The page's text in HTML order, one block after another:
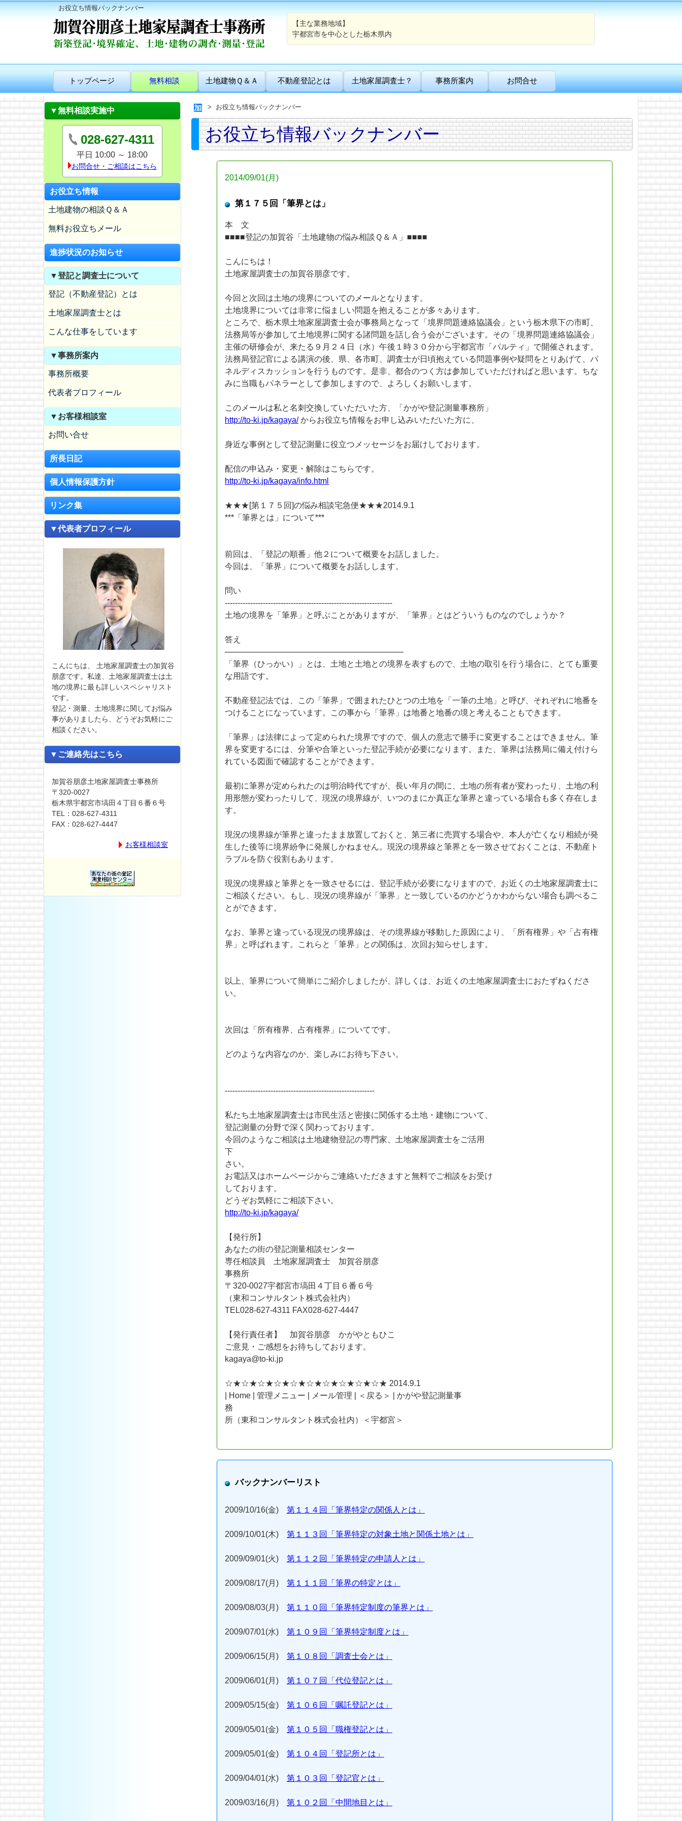
お役立ち情報バックナンバー
【主な業務地域】
宇都宮市を中心とした栃木県内
トップページ 無料相談 土地建物Ｑ＆Ａ 不動産登記とは 土地家屋調査士？ 事務所案内 お問合せ
▼無料相談実施中
028-627-4311
平日 10:00 ～ 18:00
お問合せ・ご相談はこちら
お役立ち情報
土地建物の相談Ｑ＆Ａ
無料お役立ちメール
進捗状況のお知らせ
▼登記と調査士について
登記（不動産登記）とは
土地家屋調査士とは
こんな仕事をしています
▼事務所案内
事務所概要
代表者プロフィール
▼お客様相談室
お問い合せ
所長日記
個人情報保護方針
リンク集
▼代表者プロフィール
こんにちは、 土地家屋調査士の加賀谷
朋彦です。私達、土地家屋調査士は土
地の境界に最も詳しいスペシャリスト
です。
登記・測量、土地境界に関してお悩み
事がありましたら、どうぞお気軽にご
相談ください。
▼ご連絡先はこちら
加賀谷朋彦土地家屋調査士事務所
〒320-0027
栃木県宇都宮市塙田４丁目６番６号
TEL：028-627-4311
FAX：028-627-4447
お客様相談室
お役立ち情報バックナンバー
お役立ち情報バックナンバー
2014/09/01(月)
第１７５回「筆界とは」
本 文
■■■■登記の加賀谷「土地建物の悩み相談Ｑ＆Ａ」■■■■
こんにちは！
土地家屋調査士の加賀谷朋彦です。
今回と次回は土地の境界についてのメールとなります。
土地境界については非常に悩ましい問題を抱えることが多々あります。
ところで、栃木県土地家屋調査士会が事務局となって「境界問題連絡協議会」という栃木県下の市町、
法務局等が参加して土地境界に関する諸問題を話し合う会がございます。その「境界問題連絡協議会」
主催の研修会が、来たる９月２４日（水）午後１時３０分から宇都宮市「パルティ」で開催されます。
法務局登記官による講演の後、県、各市町、調査士が日頃抱えている問題事例や疑問をとりあげて、パ
ネルディスカッションを行うものです。是非、都合のつく方は参加していただければと思います。ちな
みに当職もパネラーとして参加しますので、よろしくお願いします。
このメールは私と名刺交換していただいた方、「かがや登記測量事務所」
http://to-ki.jp/kagaya/からお役立ち情報をお申し込みいただいた方に、
身近な事例として登記測量に役立つメッセージをお届けしております。
配信の申込み・変更・解除はこちらです。
http://to-ki.jp/kagaya/info.html
★★★[第１７５回]の悩み相談宅急便★★★2014.9.1
***「筆界とは」について***
前回は、「登記の順番」他２について概要をお話しました。
今回は、「筆界」について概要をお話しします。
問い
------------------------------------------------------------------
土地の境界を「筆界」と呼ぶことがありますが、「筆界」とはどういうものなのでしょうか？
答え
────────────────────────────────
「筆界（ひっかい）」とは、土地と土地との境界を表すもので、土地の取引を行う場合に、とても重要
な用語です。
不動産登記法では、この「筆界」で囲まれたひとつの土地を「一筆の土地」と呼び、それぞれに地番を
つけることになっています。この事から「筆界」は地番と地番の境と考えることもできます。
「筆界」は法律によって定められた境界ですので、個人の意志で勝手に変更することはできません。筆
界を変更するには、分筆や合筆といった登記手続が必要になります。また、筆界は法務局に備え付けら
れている図面で確認することができます。
最初に筆界が定められたのは明治時代ですが、長い年月の間に、土地の所有者が変わったり、土地の利
用形態が変わったりして、現況の境界線が、いつのまにか真正な筆界と違っている場合も多く存在しま
す。
現況の境界線が筆界と違ったまま放置しておくと、第三者に売買する場合や、本人が亡くなり相続が発
生した後等に境界紛争に発展しかねません。現況の境界線と筆界とを一致させておくことは、不動産ト
ラブルを防ぐ役割もあります。
現況の境界線と筆界とを一致させるには、登記手続が必要になりますので、お近くの土地家屋調査士に
ご相談ください。もし、現況の境界線が「筆界」と一致しているのかどうかわからない場合も調べるこ
とができます。
なお、筆界と違っている現況の境界線は、その境界線が移動した原因により、「所有権界」や「占有権
界」と呼ばれます。これらと「筆界」との関係は、次回お知らせします。
以上、筆界について簡単にご紹介しましたが、詳しくは、お近くの土地家屋調査士におたずねくださ
い。
次回は「所有権界、占有権界」についてです。
どのような内容なのか、楽しみにお待ち下さい。
-----------------------------------------------------------
私たち土地家屋調査士は市民生活と密接に関係する土地・建物について、
登記測量の分野で深く関わっております。
今回のようなご相談は土地建物登記の専門家、土地家屋調査士をご活用
下
さい。
お電話又はホームページからご連絡いただきますと無料でご相談をお受け
しております。
どうぞお気軽にご相談下さい。
http://to-ki.jp/kagaya/
【発行所】
あなたの街の登記測量相談センター
専任相談員 土地家屋調査士 加賀谷朋彦
事務所
〒320-0027宇都宮市塙田４丁目６番６号
（東和コンサルタント株式会社内）
TEL028-627-4311 FAX028-627-4447
【発行責任者】 加賀谷朋彦 かがやともひこ
ご意見・ご感想をお待ちしております。
kagaya@to-ki.jp
☆★☆★☆★☆★☆★☆★☆★☆★☆★☆★ 2014.9.1
| Home | 管理メニュー | メール管理 | ＜戻る＞ | かがや登記測量事
務
所（東和コンサルタント株式会社内）＜宇都宮＞
バックナンバーリスト
2009/10/16(金)第１１４回「筆界特定の関係人とは」
2009/10/01(木)第１１３回「筆界特定の対象土地と関係土地とは」
2009/09/01(火)第１１２回「筆界特定の申請人とは」
2009/08/17(月)第１１１回「筆界の特定とは」
2009/08/03(月)第１１０回「筆界特定制度の筆界とは」
2009/07/01(水)第１０９回「筆界特定制度とは」
2009/06/15(月)第１０８回「調査士会とは」
2009/06/01(月)第１０７回「代位登記とは」
2009/05/15(金)第１０６回「嘱託登記とは」
2009/05/01(金)第１０５回「職権登記とは」
2009/05/01(金)第１０４回「登記所とは」
2009/04/01(水)第１０３回「登記官とは」
2009/03/16(月)第１０２回「中間地目とは」